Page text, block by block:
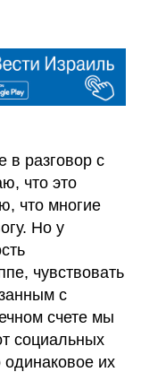
в разговор с
что это
что многие
Но у
чувствовать
с
счете мы
социальных
их